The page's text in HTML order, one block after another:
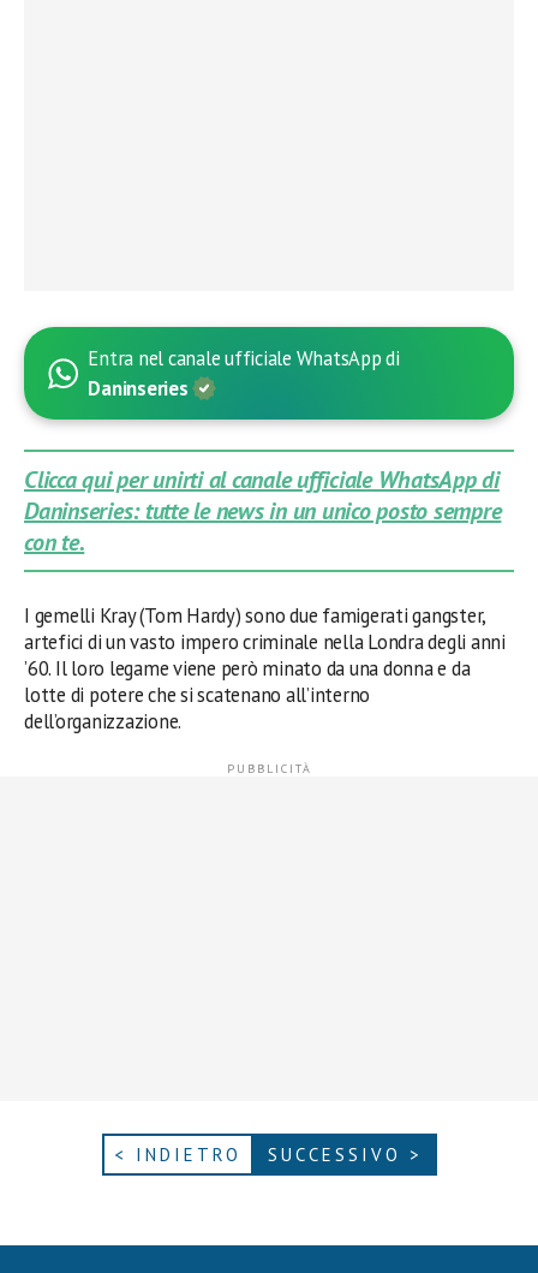
Entra nel canale ufficiale WhatsApp di
Daninseries
Clicca qui per unirti al canale ufficiale WhatsApp di
Daninseries: tutte le news in un unico posto sempre
con te.
I gemelli Kray (Tom Hardy) sono due famigerati gangster,
artefici di un vasto impero criminale nella Londra degli anni
’60. Il loro legame viene però minato da una donna e da
lotte di potere che si scatenano all’interno
dell’organizzazione.
< INDIETRO SUCCESSIVO >